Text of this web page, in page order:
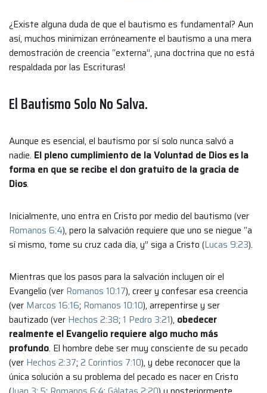
¿Existe alguna duda de que el bautismo es fundamental? Aun
así, muchos minimizan erróneamente el bautismo a una mera
demostración de creencia “externa”, ¡una doctrina que no está
respaldada por las Escrituras!
El Bautismo Solo No Salva.
Aunque es esencial, el bautismo por sí solo nunca salvó a
nadie. El pleno cumplimiento de la Voluntad de Dios es la
forma en que se recibe el don gratuito de la gracia de
Dios.
Inicialmente, uno entra en Cristo por medio del bautismo (ver
Romanos 6:4), pero la salvación requiere que uno se niegue “a
sí mismo, tome su cruz cada día, y” siga a Cristo (Lucas 9:23).
Mientras que los pasos para la salvación incluyen oír el
Evangelio (ver Romanos 10:17), creer y confesar esa creencia
(ver Marcos 16:16; Romanos 10:10), arrepentirse y ser
bautizado (ver Hechos 2:38; 1 Pedro 3:21), obedecer
realmente el Evangelio requiere algo mucho más
profundo. El hombre debe ser muy consciente de su pecado
(ver Hechos 2:37; 2 Corintios 7:10), y debe reconocer que la
única solución a su problema del pecado es nacer en Cristo